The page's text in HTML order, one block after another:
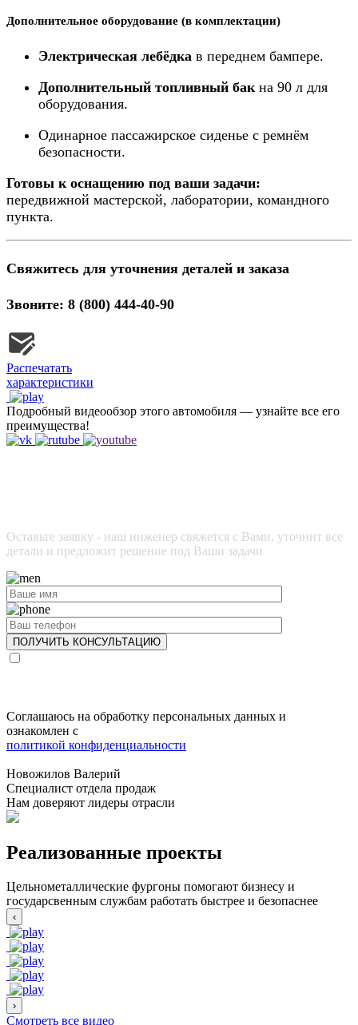
Дополнительное оборудование (в комплектации)
Электрическая лебёдка в переднем бампере.
Дополнительный топливный бакна 90 л для
оборудования.
Одинарное пассажирское сиденье с ремнём
безопасности.
Готовы к оснащению под ваши задачи:
передвижной мастерской, лаборатории, командного
пункта.
Свяжитесь для уточнения деталей и заказа
Звоните: 8 (800) 444-40-90
Распечатать
характеристики
Подробный видеообзор этого автомобиля — узнайте все его
преимущества!
Оставьте заявку - наш инженер свяжется с Вами, уточнит все
детали и предложит решение под Ваши задачи
Соглашаюсь на обработку персональных данных и
ознакомлен с
политикой конфиденциальности
Новожилов Валерий
Специалист отдела продаж
Нам доверяют лидеры отрасли
Реализованные проекты
Цельнометаллические фургоны помогают бизнесу и
государсвенным службам работать быстрее и безопаснее
‹
›
Смотреть все видео